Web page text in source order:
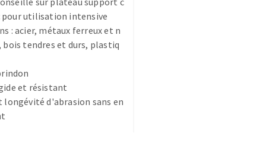
DE SURFACE
pour utilisation intensive
: acier, métaux ferreux et n
bois tendres et durs, plastiq
et résistant
longévité d'abrasion sans en